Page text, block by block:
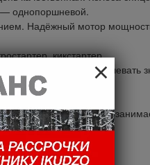
однопоршневой.
Надёжный мотор
кикстартер.
ему преодолевать
в обслуживании, не
×